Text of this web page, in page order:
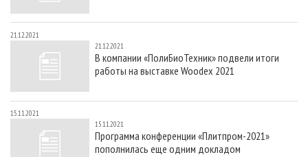
21.12.2021
21.12.2021
В компании «ПолиБиоТехник» подвели итоги
работы на выставке Woodex 2021
15.11.2021
15.11.2021
Программа конференции «Плитпром-2021»
пополнилась еще одним докладом